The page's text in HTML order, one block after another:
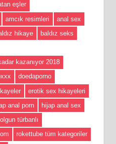
eşler
amcık resimleri
anal sex
hikaye
baldız seks
kazanıyor 2018
doedaporno
erotik sex hikayeleri
anal porn
hijap anal sex
olgun türbanlı
rokettube tüm kategoriler